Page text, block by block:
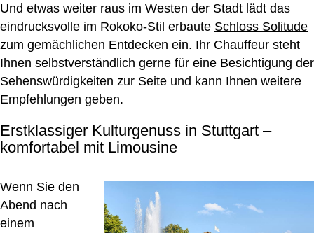
Und etwas weiter raus im Westen der Stadt lädt das
eindrucksvolle im Rokoko-Stil erbaute Schloss Solitude
zum gemächlichen Entdecken ein. Ihr Chauffeur steht
Ihnen selbstverständlich gerne für eine Besichtigung der
Sehenswürdigkeiten zur Seite und kann Ihnen weitere
Empfehlungen geben.
Erstklassiger Kulturgenuss in Stuttgart –
komfortabel mit Limousine
Wenn Sie den
Abend nach
einem